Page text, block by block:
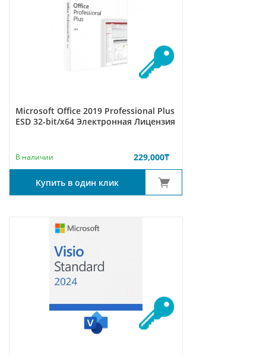
Microsoft Office 2019 Professional Plus
ESD 32-bit/x64 Электронная Лицензия
В наличии 229,000₸
Купить в один клик